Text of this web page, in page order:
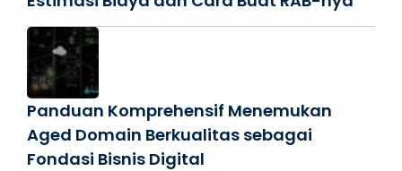
Panduan Komprehensif Menemukan
Aged Domain Berkualitas sebagai
Fondasi Bisnis Digital